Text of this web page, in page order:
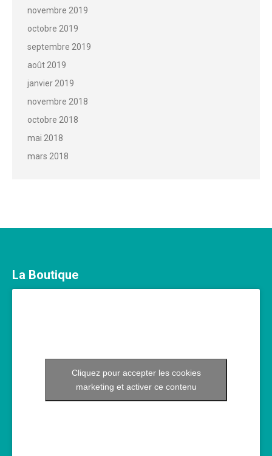
novembre 2019
octobre 2019
septembre 2019
août 2019
janvier 2019
novembre 2018
octobre 2018
mai 2018
mars 2018
La Boutique
Cliquez pour accepter les cookies
marketing et activer ce contenu